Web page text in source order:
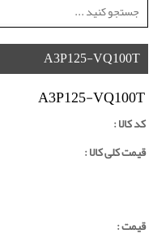
A3P125-VQ100T
A3P125-VQ100T
کد کالا :
قیمت کلی کالا :
قیمت :